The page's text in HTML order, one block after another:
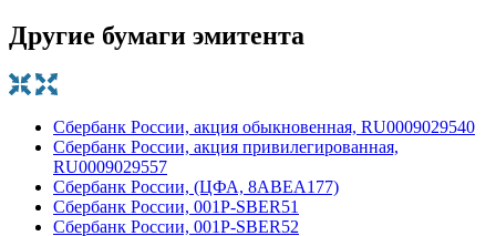
Другие бумаги эмитента
Сбербанк России, акция обыкновенная, RU0009029540
Сбербанк России, акция привилегированная,
RU0009029557
Сбербанк России, (ЦФА, 8ABEA177)
Сбербанк России, 001Р-SBER51
Сбербанк России, 001Р-SBER52